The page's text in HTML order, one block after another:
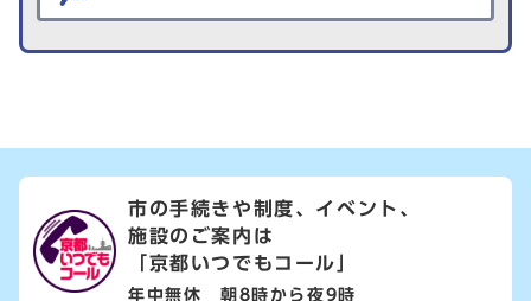
市の手続きや制度、イベント、
施設のご案内は
「京都いつでもコール」
年中無休 朝8時から夜9時